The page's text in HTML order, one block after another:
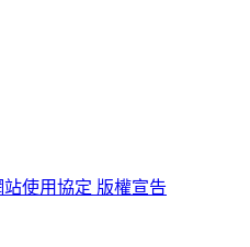
站使用協定 版權宣告